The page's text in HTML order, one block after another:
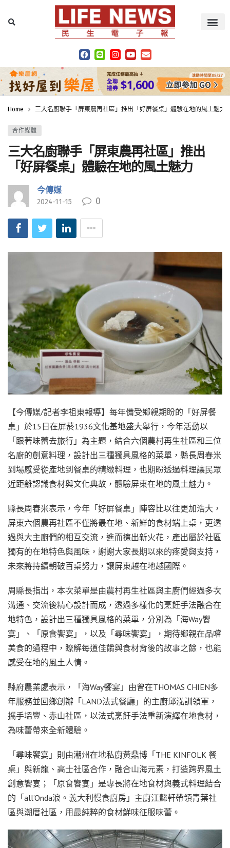
Home 三大名廚聯手「屏東農再社區」推出「好屏餐桌」體驗在地的風土魅力
合作媒體
三大名廚聯手「屏東農再社區」推出
「好屏餐桌」體驗在地的風土魅力
今傳媒
2024-11-15 0
【今傳媒/記者李祖東報導】每年備受鄉親期盼的「好屏餐
桌」於15日在屏菸1936文化基地盛大舉行，今年活動以
「跟著味蕾去旅行」為主題，結合六個農村再生社區和三位
名廚的創意料理，設計出三種獨具風格的菜單，縣長周春米
到場感受從產地到餐桌的精緻料理，也期盼透過料理讓民眾
近距離認識食材與文化典故，體驗屏東在地的風土魅力。
縣長周春米表示，今年「好屏餐桌」陣容比以往更加浩大，
屏東六個農再社區不僅將最在地、新鮮的食材端上桌，更透
過與大主廚們的相互交流，進而擦出新火花，產出屬於社區
獨有的在地特色與風味，謝謝大家長期以來的疼愛與支持，
未來將持續朝破百桌努力，讓屏東越在地越國際。
周縣長指出，本次菜單是由農村再生社區與主廚們經過多次
溝通、交流後精心設計而成，透過多樣化的烹飪手法融合在
地特色，設計出三種獨具風格的菜單，分別為「海Way饗
宴」、「原食饗宴」，以及「尋味饗宴」，期待鄉親在品嚐
美食的過程中，瞭解每道佳餚與食材背後的故事之餘，也能
感受在地的風土人情。
縣府農業處表示，「海Way饗宴」由曾在THOMAS CHIEN多
年服務並回鄉創辦「LAND法式餐廳」的主廚邱泓訓領軍，
攜手塭豐、赤山社區，以法式烹飪手法重新演繹在地食材，
為味蕾帶來全新體驗。
「尋味饗宴」則由潮州在地私廚黃鼎博「THE KINFOLK 餐
桌」與新龍、高士社區合作，融合山海元素，打造跨界風土
創意饗宴；「原食饗宴」是專長將在地食材與義式料理結合
的「all’Onda浪。義大利慢食廚房」主廚江懿軒帶領青葉社
區與潮厝社區，用最純粹的食材鮮味征服味蕾。